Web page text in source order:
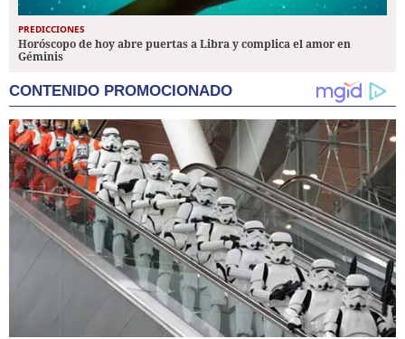
PREDICCIONES
Horóscopo de hoy abre puertas a Libra y complica el amor en
Géminis
CONTENIDO PROMOCIONADO